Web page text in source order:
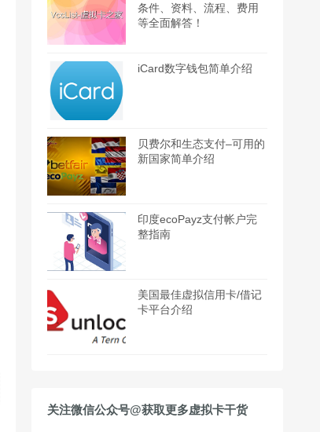
条件、资料、流程、费用
等全面解答！
iCard数字钱包简单介绍
贝费尔和生态支付–可用的
新国家简单介绍
印度ecoPayz支付帐户完
整指南
美国最佳虚拟信用卡/借记
卡平台介绍
关注微信公众号@获取更多虚拟卡干货